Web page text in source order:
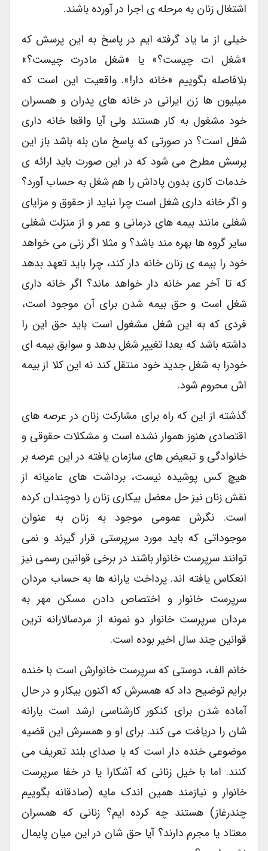
اشتغال زنان به مرحله ی اجرا در آورده باشند.
خیلی از ما یاد گرفته ایم در پاسخ به این پرسش که
«شغل ات چیست؟» یا «شغل مادرت چیست؟»
بلافاصله بگوییم «خانه دار!». واقعیت این است که
میلیون ها زن ایرانی در خانه های پدران و همسران
خود مشغول به کار هستند ولی آیا واقعا خانه داری
شغل است؟ در صورتی که پاسخ مان بله باشد باز این
پرسش مطرح می شود که در این صورت باید ارائه ی
خدمات کاری بدون پاداش را هم شغل به حساب آورد؟
و اگر خانه داری شغل است چرا نباید از حقوق و مزایای
شغلی مانند بیمه های درمانی و عمر و از منزلت شغلی
سایر گروه ها بهره مند باشد؟ و مثلا اگر زنی می خواهد
خود را بیمه ی زنان خانه دار کند، چرا باید تعهد بدهد
که تا آخر عمر خانه دار خواهد ماند؟ اگر خانه داری
شغل است و حق بیمه شدن برای آن موجود است،
فردی که به این شغل مشغول است باید حق این را
داشته باشد که بعدا تغییر شغل بدهد و سوابق بیمه ای
خودرا به شغل جدید خود منتقل کند نه این کلا از بیمه
اش محروم شود.
گذشته از این که راه برای مشارکت زنان در عرصه های
اقتصادی هنوز هموار نشده است و مشکلات حقوقی و
خانوادگی و تبعیض های سازمان یافته در این عرصه بر
هیچ کس پوشیده نیست، برداشت های عامیانه از
نقش زنان نیز حل معضل بیکاری زنان را دوچندان کرده
است. نگرش عمومی موجود به زنان به عنوان
موجوداتی که باید مورد سرپرستی قرار گیرند و نمی
توانند سرپرست خانوار باشند در برخی قوانین رسمی نیز
انعکاس یافته اند. پرداخت یارانه ها به حساب مردان
سرپرست خانوار و اختصاص دادن مسکن مهر به
مردان سرپرست خانوار دو نمونه از مردسالارانه ترین
قوانین چند سال اخیر بوده است.
خانم الف، دوستی که سرپرست خانوارش است با خنده
برایم توضیح داد که همسرش که اکنون بیکار و در حال
آماده شدن برای کنکور کارشناسی ارشد است یارانه
شان را دریافت می کند. برای او و همسرش این قضیه
موضوعی خنده دار است که با صدای بلند تعریف می
کنند. اما با خیل زنانی که آشکارا یا در خفا سرپرست
خانوار و نیازمند همین اندک مایه (صادقانه بگوییم
چندرغاز) هستند چه کرده ایم؟ زنانی که همسران
معتاد یا مجرم دارند؟ آیا حق شان در این میان پایمال